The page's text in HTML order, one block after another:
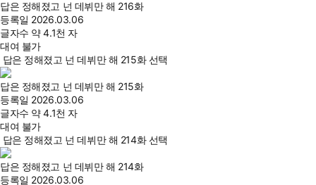
답은 정해졌고 넌 데뷔만 해 216화
등록일 2026.03.06
글자수 약 4.1천 자
대여 불가
답은 정해졌고 넌 데뷔만 해 215화 선택
답은 정해졌고 넌 데뷔만 해 215화
등록일 2026.03.06
글자수 약 4.1천 자
대여 불가
답은 정해졌고 넌 데뷔만 해 214화 선택
답은 정해졌고 넌 데뷔만 해 214화
등록일 2026.03.06